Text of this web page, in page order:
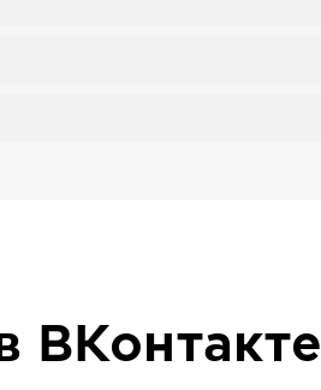
ВКонтакте